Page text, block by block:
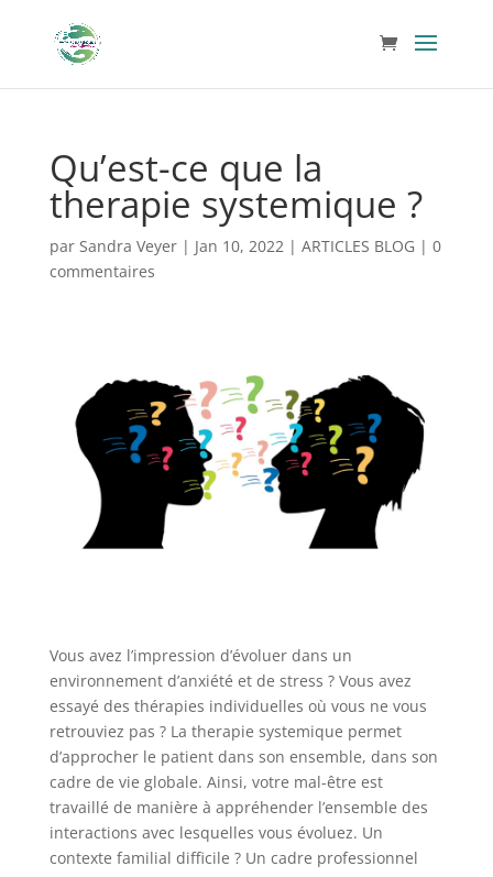
Qu’est-ce que la
therapie systemique ?
par Sandra Veyer| Jan 10, 2022| ARTICLES BLOG | 0
commentaires
Vous avez l’impression d’évoluer dans un
environnement d’anxiété et de stress ? Vous avez
essayé des thérapies individuelles où vous ne vous
retrouviez pas ? La therapie systemique permet
d’approcher le patient dans son ensemble, dans son
cadre de vie globale. Ainsi, votre mal-être est
travaillé de manière à appréhender l’ensemble des
interactions avec lesquelles vous évoluez. Un
contexte familial difficile ? Un cadre professionnel